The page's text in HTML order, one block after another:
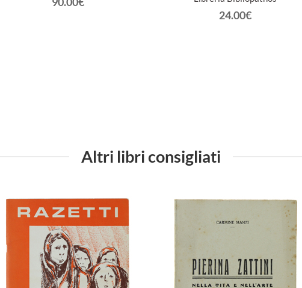
24.00€
Altri libri consigliati